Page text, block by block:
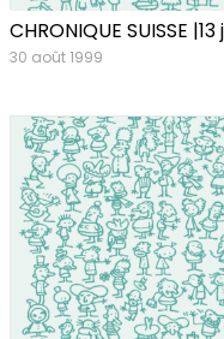
CHRONIQUE SUISSE
30 août 1999